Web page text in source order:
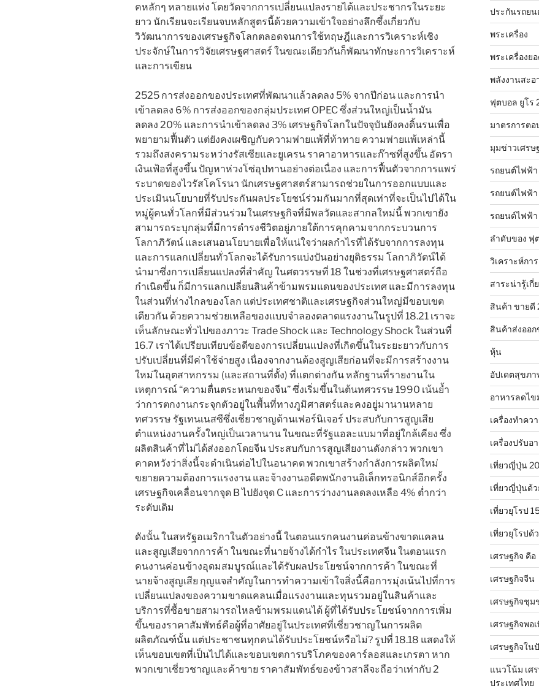
คหลักๆ หลายแห่ง โดยวัดจากการเปลี่ยนแปลงรายได้และประชากรในระยะ
ยาว นักเรียนจะเรียนจบหลักสูตรนี้ด้วยความเข้าใจอย่างลึกซึ้งเกี่ยวกับ
วิวัฒนาการของเศรษฐกิจโลกตลอดจนการใช้ทฤษฎีและการวิเคราะห์เชิง
ประจักษ์ในการวิจัยเศรษฐศาสตร์ ในขณะเดียวกันก็พัฒนาทักษะการวิเคราะห์
และการเขียน
2525 การส่งออกของประเทศที่พัฒนาแล้วลดลง 5% จากปีก่อน และการนำ
เข้าลดลง 6% การส่งออกของกลุ่มประเทศ OPEC ซึ่งส่วนใหญ่เป็นน้ำมัน
ลดลง 20% และการนำเข้าลดลง 3% เศรษฐกิจโลกในปัจจุบันยังคงดิ้นรนเพื่อ
พยายามฟื้นตัว แต่ยังคงเผชิญกับความพ่ายแพ้ที่ท้าทาย ความพ่ายแพ้เหล่านี้
รวมถึงสงครามระหว่างรัสเซียและยูเครน ราคาอาหารและก๊าซที่สูงขึ้น อัตรา
เงินเฟ้อที่สูงขึ้น ปัญหาห่วงโซ่อุปทานอย่างต่อเนื่อง และการฟื้นตัวจากการแพร่
ระบาดของไวรัสโคโรนา นักเศรษฐศาสตร์สามารถช่วยในการออกแบบและ
ประเมินนโยบายที่รับประกันผลประโยชน์ร่วมกันมากที่สุดเท่าที่จะเป็นไปได้ใน
หมู่ผู้คนทั่วโลกที่มีส่วนร่วมในเศรษฐกิจที่มีพลวัตและสากลใหม่นี้ พวกเขายัง
สามารถระบุกลุ่มที่มีการดำรงชีวิตอยู่ภายใต้การคุกคามจากกระบวนการ
โลกาภิวัตน์ และเสนอนโยบายเพื่อให้แน่ใจว่าผลกำไรที่ได้รับจากการลงทุน
และการแลกเปลี่ยนทั่วโลกจะได้รับการแบ่งปันอย่างยุติธรรม โลกาภิวัตน์ได้
นำมาซึ่งการเปลี่ยนแปลงที่สำคัญ ในศตวรรษที่ 18 ในช่วงที่เศรษฐศาสตร์ถือ
กำเนิดขึ้น ก็มีการแลกเปลี่ยนสินค้าข้ามพรมแดนของประเทศ และมีการลงทุน
ในส่วนที่ห่างไกลของโลก แต่ประเทศชาติและเศรษฐกิจส่วนใหญ่มีขอบเขต
เดียวกัน ด้วยความช่วยเหลือของแบบจำลองตลาดแรงงานในรูปที่ 18.21 เราจะ
เห็นลักษณะทั่วไปของภาวะ Trade Shock และ Technology Shock ในส่วนที่
16.7 เราได้เปรียบเทียบข้อดีของการเปลี่ยนแปลงที่เกิดขึ้นในระยะยาวกับการ
ปรับเปลี่ยนที่มีค่าใช้จ่ายสูง เนื่องจากงานต้องสูญเสียก่อนที่จะมีการสร้างงาน
ใหม่ในอุตสาหกรรม (และสถานที่ตั้ง) ที่แตกต่างกัน หลักฐานที่รายงานใน
เหตุการณ์ “ความตื่นตระหนกของจีน” ซึ่งเริ่มขึ้นในต้นทศวรรษ 1990 เน้นย้ำ
ว่าการตกงานกระจุกตัวอยู่ในพื้นที่ทางภูมิศาสตร์และคงอยู่มานานหลาย
ทศวรรษ รัฐเทนเนสซีซึ่งเชี่ยวชาญด้านเฟอร์นิเจอร์ ประสบกับการสูญเสีย
ตำแหน่งงานครั้งใหญ่เป็นเวลานาน ในขณะที่รัฐแอละแบมาที่อยู่ใกล้เคียง ซึ่ง
ผลิตสินค้าที่ไม่ได้ส่งออกโดยจีน ประสบกับการสูญเสียงานดังกล่าว พวกเขา
คาดหวังว่าสิ่งนี้จะดำเนินต่อไปในอนาคต พวกเขาสร้างกำลังการผลิตใหม่
ขยายความต้องการแรงงาน และจ้างงานอดีตพนักงานอิเล็กทรอนิกส์อีกครั้ง
เศรษฐกิจเคลื่อนจากจุด B ไปยังจุด C และการว่างงานลดลงเหลือ 4% ต่ำกว่า
ระดับเดิม
ดังนั้น ในสหรัฐอเมริกาในตัวอย่างนี้ ในตอนแรกคนงานค่อนข้างขาดแคลน
และสูญเสียจากการค้า ในขณะที่นายจ้างได้กำไร ในประเทศจีน ในตอนแรก
คนงานค่อนข้างอุดมสมบูรณ์และได้รับผลประโยชน์จากการค้า ในขณะที่
นายจ้างสูญเสีย กุญแจสำคัญในการทำความเข้าใจสิ่งนี้คือการมุ่งเน้นไปที่การ
เปลี่ยนแปลงของความขาดแคลนเมื่อแรงงานและทุนรวมอยู่ในสินค้าและ
บริการที่ซื้อขายสามารถไหลข้ามพรมแดนได้ ผู้ที่ได้รับประโยชน์จากการเพิ่ม
ขึ้นของราคาสัมพัทธ์คือผู้ที่อาศัยอยู่ในประเทศที่เชี่ยวชาญในการผลิต
ผลิตภัณฑ์นั้น แต่ประชาชนทุกคนได้รับประโยชน์หรือไม่? รูปที่ 18.18 แสดงให้
เห็นขอบเขตที่เป็นไปได้และขอบเขตการบริโภคของคาร์ลอสและเกรตา หาก
พวกเขาเชี่ยวชาญและค้าขาย ราคาสัมพัทธ์ของข้าวสาลีจะถือว่าเท่ากับ 2
ประกันรถย
พระเครื่อง
พระเครื่องย
พลังงานสะ
ฟุตบอล ยูโร
มาตรการตอ
มุมข่าวเศรษ
รถยนต์ไฟฟ้า
รถยนต์ไฟฟ้
รถยนต์ไฟฟ้า
ลำดับของ ฟุ
วิเคราะห์กา
สาระน่ารู้เกี่
สินค้า ขายดี
สินค้าส่งออก
หุ้น
อัปเดตสุขภ
อาหารลดไข
เครื่องทำคว
เครื่องปรับอ
เที่ยวญี่ปุ่น
เที่ยวญี่ปุ่นด้ว
เที่ยวยุโรป
เที่ยวยุโรปด้
เศรษฐกิจ คือ
เศรษฐกิจจีน
เศรษฐกิจชุม
เศรษฐกิจพอ
เศรษฐกิจใน
แนวโน้ม เศ
ประเทศไทย